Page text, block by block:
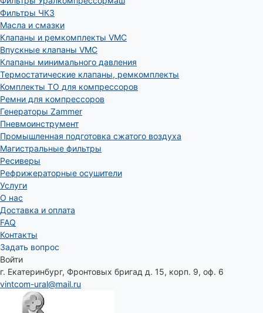
Фильтры ЧКЗ
Масла и смазки
Клапаны и ремкомплекты VMC
Впускные клапаны VMC
Клапаны минимального давления
Термостатические клапаны, ремкомплекты
Комплекты ТО для компрессоров
Ремни для компрессоров
Генераторы Zammer
Пневмоинструмент
Промышленная подготовка сжатого воздуха
Магистральные фильтры
Ресиверы
Рефрижераторные осушители
Услуги
О нас
Доставка и оплата
FAQ
Контакты
Задать вопрос
Войти
г. Екатеринбург, Фронтовых бригад д. 15, корп. 9, оф. 6
vintcom-ural@mail.ru